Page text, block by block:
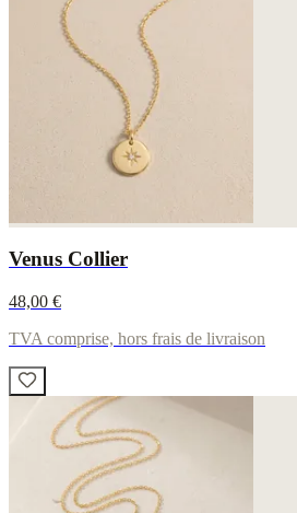
Venus Collier
48,00 €
TVA comprise, hors frais de livraison